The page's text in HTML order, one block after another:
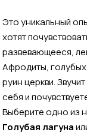
Это уникальный
хотят
развевающееся,
Афродиты, голубых
руин церкви.
себя и
Выберите одно из
Голубая лагуна